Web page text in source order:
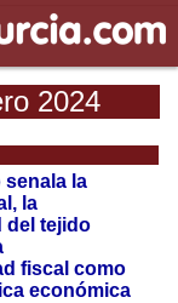
2024
senala la
la
del tejido
fiscal como
económica